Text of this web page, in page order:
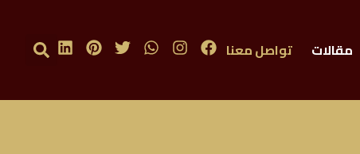
مقالات تواصل معنا